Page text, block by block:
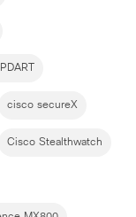
cisco secureX
Cisco Stealthwatch